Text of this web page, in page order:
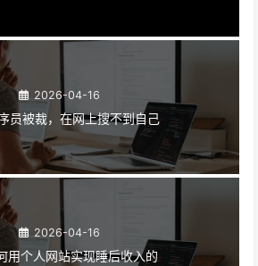
2026-04-16
员被裁，在网上搜不到自己
2026-04-16
用个人网站实现睡后收入的